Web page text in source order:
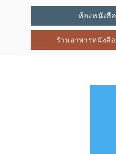
ห้องหนังสือ
ร้านอาหารหนังสือ